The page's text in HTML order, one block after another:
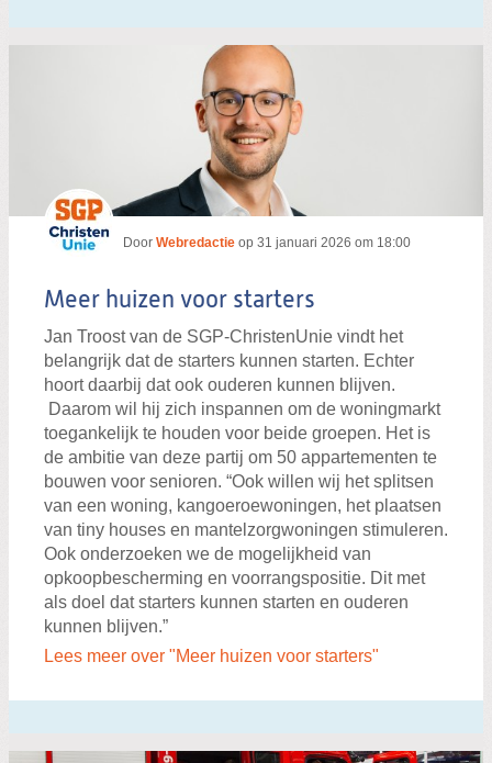
Door Webredactie op 31 januari 2026 om 18:00
Meer huizen voor starters
Jan Troost van de SGP-ChristenUnie vindt het
belangrijk dat de starters kunnen starten. Echter
hoort daarbij dat ook ouderen kunnen blijven.
Daarom wil hij zich inspannen om de woningmarkt
toegankelijk te houden voor beide groepen. Het is
de ambitie van deze partij om 50 appartementen te
bouwen voor senioren. “Ook willen wij het splitsen
van een woning, kangoeroewoningen, het plaatsen
van tiny houses en mantelzorgwoningen stimuleren.
Ook onderzoeken we de mogelijkheid van
opkoopbescherming en voorrangspositie. Dit met
als doel dat starters kunnen starten en ouderen
kunnen blijven.”
Lees meer over "Meer huizen voor starters"